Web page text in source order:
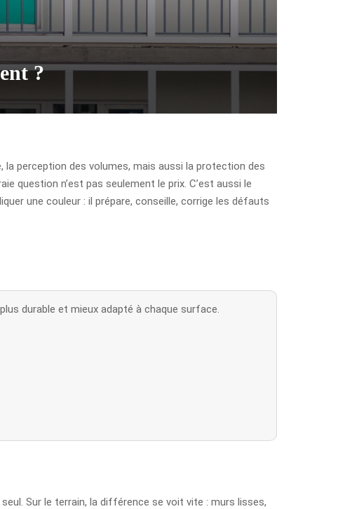
?
la perception des volumes, mais aussi la protection des
question n’est pas seulement le prix. C’est aussi le
une couleur : il prépare, conseille, corrige les défauts
durable et mieux adapté à chaque surface.
Sur le terrain, la différence se voit vite : murs lisses,